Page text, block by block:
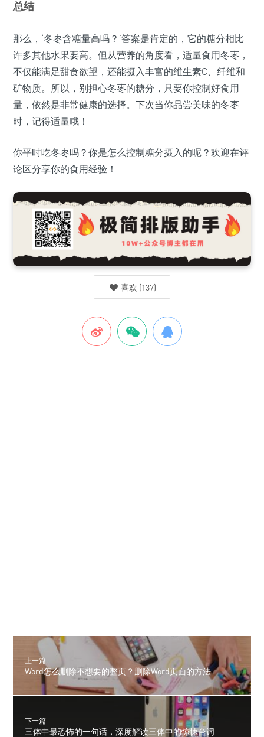
总结
那么，‘冬枣含糖量高吗？’答案是肯定的，它的糖分相比
许多其他水果要高。但从营养的角度看，适量食用冬枣，
不仅能满足甜食欲望，还能摄入丰富的维生素C、纤维和
矿物质。所以，别担心冬枣的糖分，只要你控制好食用
量，依然是非常健康的选择。下次当你品尝美味的冬枣
时，记得适量哦！
你平时吃冬枣吗？你是怎么控制糖分摄入的呢？欢迎在评
论区分享你的食用经验！
喜欢 (137)
上一篇
Word怎么删除不想要的整页？删除Word页面的方法
下一篇
三体中最恐怖的一句话，深度解读三体中的惊悚台词